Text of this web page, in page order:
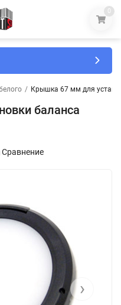
0
/ Крышка 67 мм для
баланса
Сравнение
›